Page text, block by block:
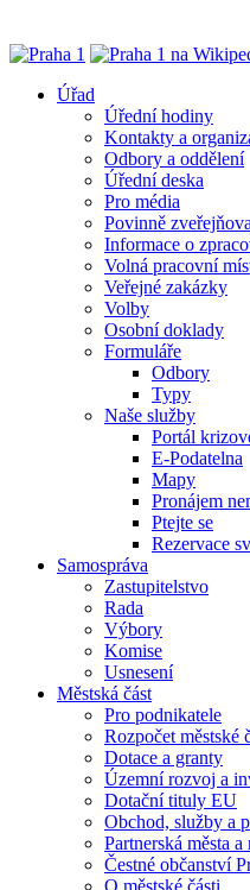
Úřad
Úřední hodiny
Kontakty a
Odbory a oddělení
Úřední deska
Pro média
Povinně
Informace o
Volná pracovní
Veřejné zakázky
Volby
Osobní doklady
Formuláře
Odbory
Typy
Naše služby
Portál
E-Podatelna
Mapy
Pronájem
Ptejte se
Rezervace
Samospráva
Zastupitelstvo
Rada
Výbory
Komise
Usnesení
Městská část
Pro podnikatele
Rozpočet městské
Dotace a granty
Územní rozvoj a
Dotační tituly EU
Obchod, služby a
Partnerská města
Čestné občanství
O městské části